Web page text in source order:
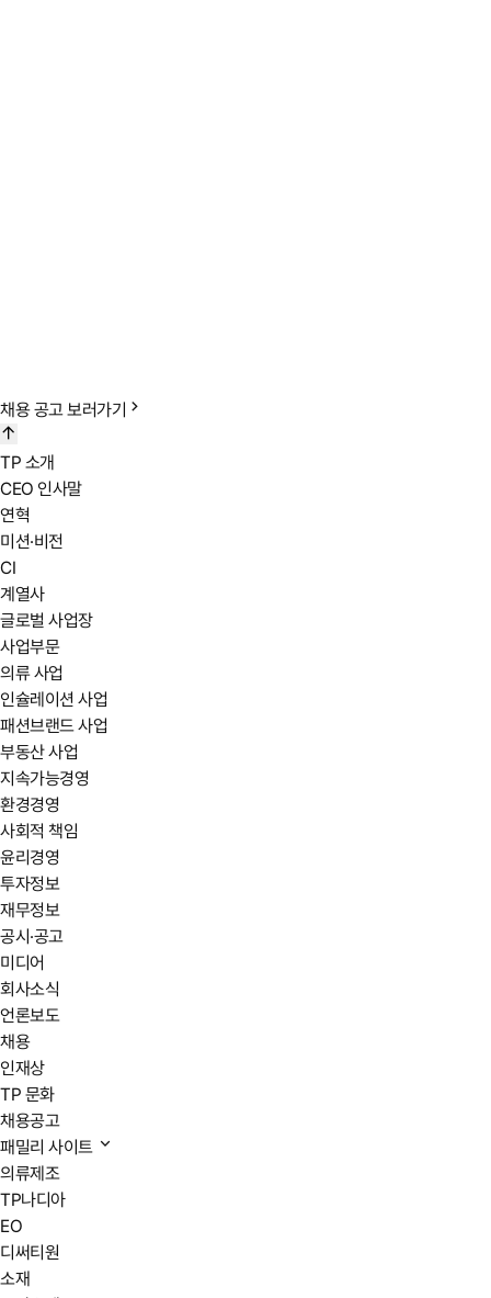
영어 테스트
업무수행에 필요한 영어 회화 능력 검사
채용검진
회사가 지정한 기관에서 입사 전 채용 검진
채용 공고 보러가기
TP 소개
CEO 인사말
연혁
미션·비전
CI
계열사
글로벌 사업장
사업부문
의류 사업
인슐레이션 사업
패션브랜드 사업
부동산 사업
지속가능경영
환경경영
사회적 책임
윤리경영
투자정보
재무정보
공시·공고
미디어
회사소식
언론보도
채용
인재상
TP 문화
채용공고
패밀리 사이트
의류제조
TP나디아
EO
디써티원
소재